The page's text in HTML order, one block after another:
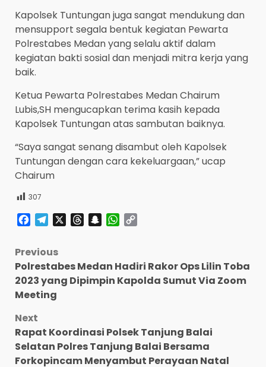
Kapolsek Tuntungan juga sangat mendukung dan
mensupport segala bentuk kegiatan Pewarta
Polrestabes Medan yang selalu aktif dalam
kegiatan bakti sosial dan menjadi mitra kerja yang
baik.
Ketua Pewarta Polrestabes Medan Chairum
Lubis,SH mengucapkan terima kasih kepada
Kapolsek Tuntungan atas sambutan baiknya.
“Saya sangat senang disambut oleh Kapolsek
Tuntungan dengan cara kekeluargaan,” ucap
Chairum
307
Facebook
TelegramThreadsSnapchatWhatsApp
Post
navigation
Previous
Polrestabes Medan Hadiri Rakor Ops Lilin Toba
2023 yang Dipimpin Kapolda Sumut Via Zoom
Meeting
Next
Rapat Koordinasi Polsek Tanjung Balai
Selatan Polres Tanjung Balai Bersama
Forkopincam Menyambut Perayaan Natal